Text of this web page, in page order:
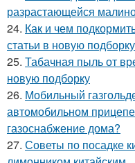
разрастающейся
24. Как и чем
статьи в новую подборку
25. Табачная пыль от
новую подборку
26. Мобильный
автомобильном
газоснабжение дома?
27. Советы по посадке